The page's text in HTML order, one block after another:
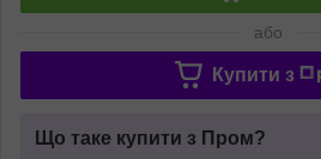
або
Купити з
Що таке купити з Пром?